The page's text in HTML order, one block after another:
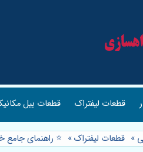
قطعات لیفتراک قطعات بیل
» قطعات لیفتراک» ⭐️ راهنمای جامع